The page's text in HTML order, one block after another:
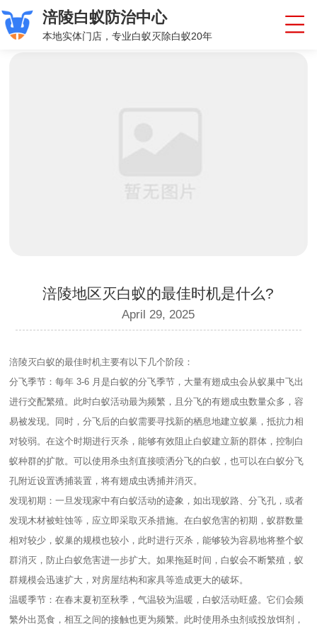
涪陵白蚁防治中心
本地实体门店，专业白蚁灭除白蚁20年
涪陵地区灭白蚁的最佳时机是什么?
April 29, 2025
涪陵灭白蚁的最佳时机主要有以下几个阶段：
分飞季节：每年 3-6 月是白蚁的分飞季节，大量有翅成虫会从蚁巢中飞出
进行交配繁殖。此时白蚁活动最为频繁，且分飞的有翅成虫数量众多，容
易被发现。同时，分飞后的白蚁需要寻找新的栖息地建立蚁巢，抵抗力相
对较弱。在这个时期进行灭杀，能够有效阻止白蚁建立新的群体，控制白
蚁种群的扩散。可以使用杀虫剂直接喷洒分飞的白蚁，也可以在白蚁分飞
孔附近设置诱捕装置，将有翅成虫诱捕并消灭。
发现初期：一旦发现家中有白蚁活动的迹象，如出现蚁路、分飞孔，或者
发现木材被蛀蚀等，应立即采取灭杀措施。在白蚁危害的初期，蚁群数量
相对较少，蚁巢的规模也较小，此时进行灭杀，能够较为容易地将整个蚁
群消灭，防止白蚁危害进一步扩大。如果拖延时间，白蚁会不断繁殖，蚁
群规模会迅速扩大，对房屋结构和家具等造成更大的破坏。
温暖季节：在春末夏初至秋季，气温较为温暖，白蚁活动旺盛。它们会频
繁外出觅食，相互之间的接触也更为频繁。此时使用杀虫剂或投放饵剂，